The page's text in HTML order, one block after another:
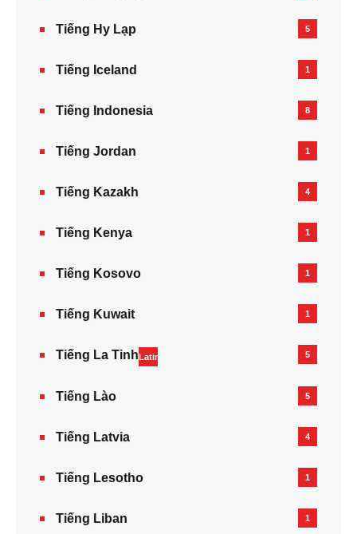
Tiếng Hy Lạp 5
Tiếng Iceland 1
Tiếng Indonesia 8
Tiếng Jordan 1
Tiếng Kazakh‎ 4
Tiếng Kenya 1
Tiếng Kosovo 1
Tiếng Kuwait 1
Tiếng La TinhLatin 5
Tiếng Lào 5
Tiếng Latvia 4
Tiếng Lesotho 1
Tiếng Liban 1